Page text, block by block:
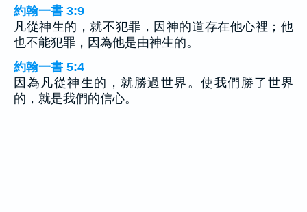
約翰一書 3:9
凡從神生的，就不犯罪，因神的道存在他心裡；他
也不能犯罪，因為他是由神生的。
約翰一書 5:4
因為凡從神生的，就勝過世界。使我們勝了世界
的，就是我們的信心。